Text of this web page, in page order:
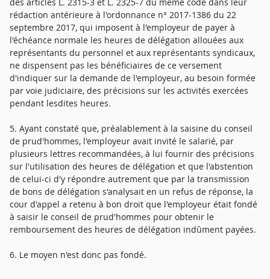
rédaction antérieure à l'ordonnance n° 2017-1386 du 22
septembre 2017, qui imposent à l'employeur de payer à
l'échéance normale les heures de délégation allouées aux
représentants du personnel et aux représentants syndicaux,
ne dispensent pas les bénéficiaires de ce versement
d'indiquer sur la demande de l'employeur, au besoin formée
par voie judiciaire, des précisions sur les activités exercées
pendant lesdites heures.
5. Ayant constaté que, préalablement à la saisine du conseil
de prud'hommes, l'employeur avait invité le salarié, par
plusieurs lettres recommandées, à lui fournir des précisions
sur l'utilisation des heures de délégation et que l'abstention
de celui-ci d'y répondre autrement que par la transmission
de bons de délégation s'analysait en un refus de réponse, la
cour d'appel a retenu à bon droit que l'employeur était fondé
à saisir le conseil de prud'hommes pour obtenir le
remboursement des heures de délégation indûment payées.
6. Le moyen n'est donc pas fondé.